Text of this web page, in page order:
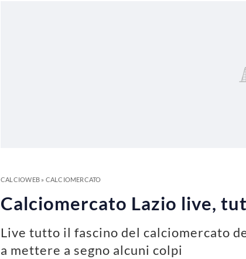
CALCIOWEB» CALCIOMERCATO
Calciomercato Lazio live,
Live tutto il fascino del calciomercato
a mettere a segno alcuni colpi